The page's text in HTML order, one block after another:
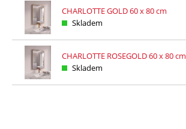
CHARLOTTE GOLD 60 x 80 cm
Skladem
CHARLOTTE ROSEGOLD 60 x 80 cm
Skladem